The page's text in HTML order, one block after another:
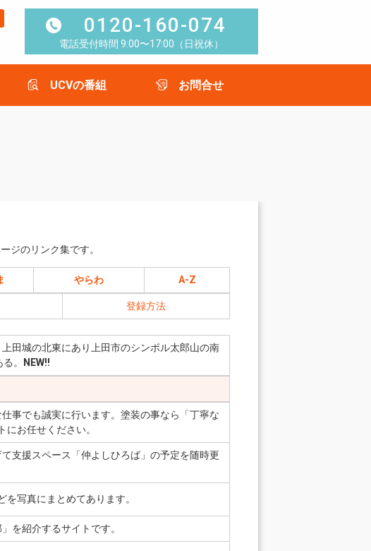
0120-160-074
電話受付時間 9:00〜17:00（日祝休）
UCVの番組 お問合せ
ジのリンク集です。
やらわ A-Z
登録方法
田城の北東にあり上田市のシンボル太郎山の南
。
NEW!!
事でも誠実に行います。塗装の事なら「丁寧な
お任せください。
支援スペース「仲よしひろば」の予定を随時更
写真にまとめてあります。
を紹介するサイトです。